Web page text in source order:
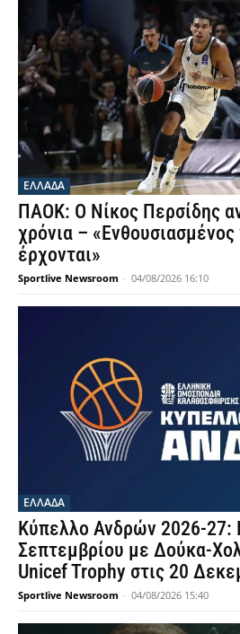
ΕΛΛΑΔΑ
ΠΑΟΚ: Ο Νίκος Περσίδης
χρόνια – «Ενθουσιασμένος
έρχονται»
Sportlive Newsroom - 04/08/2026 16:10
ΕΛΛΑΔΑ
Κύπελλο Ανδρών 2026-27:
Σεπτεμβρίου με Δούκα-
Unicef Trophy στις 20
Sportlive Newsroom - 04/08/2026 15:40